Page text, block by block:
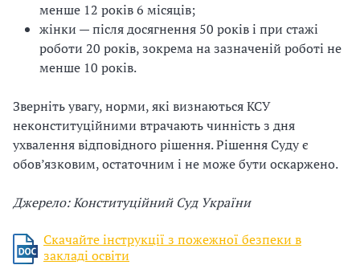
менше 12 років 6 місяців;
жінки — після досягнення 50 років і при стажі
роботи 20 років, зокрема на зазначеній роботі не
менше 10 років.
Зверніть увагу, норми, які визнаються КСУ
неконституційними втрачають чинність з дня
ухвалення відповідного рішення. Рішення Суду є
обов’язковим, остаточним і не може бути оскаржено.
Джерело: Конституційний Суд України
Скачайте інструкції з пожежної безпеки в
закладі освіти